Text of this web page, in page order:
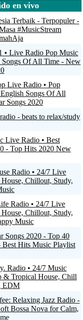
-
en vivo
Terbaik - Terpopuler -
#MusicStream
• Live Radio Pop Music
Songs Of All Time - New
Live Radio • Pop
Songs Of All
Songs 2020
- beats to relax/study
Live Radio • Best
- Top Hits 2020 New
Radio • 24/7 Live
Chillout, Study,
Radio • 24/7 Live
Chillout, Study,
Music
Songs 2020 - Top 40
Best Hits Music Playlist
Radio • 24/7 Music
& Tropical House, Chill
EDM
Relaxing Jazz Radio -
Bossa Nova for Calm,